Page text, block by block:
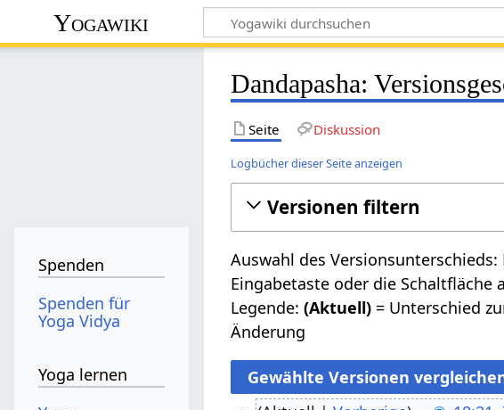
Yogawiki
Dandapasha:
Seite Diskussion
Logbücher dieser Seite anzeigen
Versionen filtern
Auswahl des
Eingabetaste oder die Schaltfläche
Legende:(Aktuell) = Unterschied
Änderung
Spenden
Spenden für
Yoga Vidya
Yoga lernen